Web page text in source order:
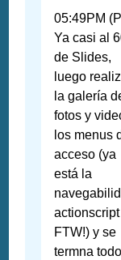
05:49PM
Ya casi al
de Slides,
luego
la galería
fotos y
los menus
acceso (ya
está la
actionscript
FTW!) y se
termna